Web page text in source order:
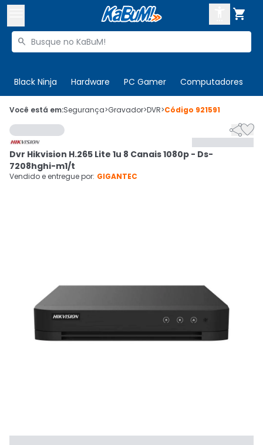

Buscar produtos

Black Ninja Hardware PC Gamer Computadores
 Olá. Acesse sua conta
 Departamentos
Cupons
CADASTRE-SE
Você está em:Segurança>Gravador>DVR>Código 921591

Dvr Hikvision H.265 Lite 1u 8 Canais 1080p - Ds-
7208hghi-m1/t
Vendido e entregue por: GIGANTEC